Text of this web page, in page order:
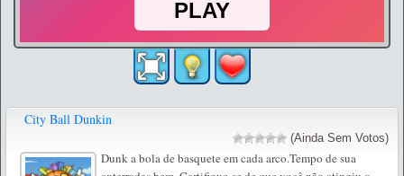
City Ball Dunkin
(Ainda Sem Votos)
Dunk a bola de basquete em cada arco.Tempo de sua